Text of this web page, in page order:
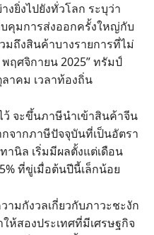
ยิ่งไปยังทั่วโลก ระบุว่า
คุมการส่งออกครั้งใหญ่กับ
ถึงสินค้าบางรายการที่ไม่
ฤศจิกายน 2025” ทรัมป์
าคม เวลาท้องถิ่น
จะขึ้นภาษีนำเข้าสินค้าจีน
กจากภาษีปัจจุบันที่เป็นอัตรา
านิล เริ่มมีผลตั้งแต่เดือน
ที่ขู่เมื่อต้นปีนี้เล็กน้อย
มกังวลเกี่ยวกับภาวะชะงัก
ห้สองประเทศที่มีเศรษฐกิจ